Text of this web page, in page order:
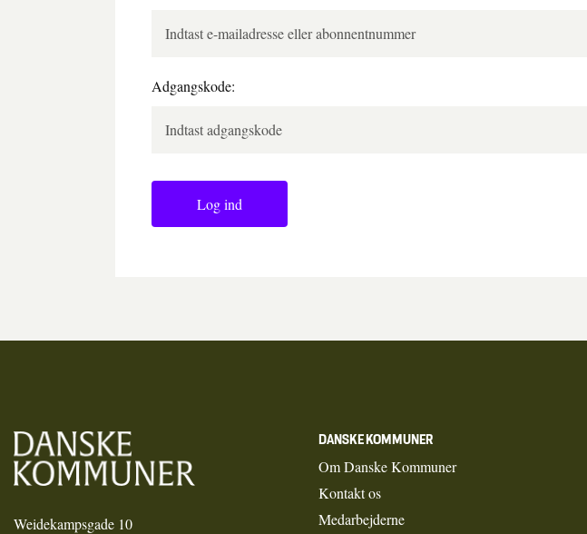
Adgangskode:
Log ind
Weidekampsgade 10
DANSKE KOMMUNER
Om Danske Kommuner
Kontakt os
Medarbejderne